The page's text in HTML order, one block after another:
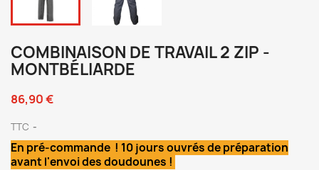
COMBINAISON DE TRAVAIL 2 ZIP -
MONTBÉLIARDE
86,90 €
TTC
En pré-commande ! 10 jours ouvrés de préparation
avant l'envoi des doudounes !